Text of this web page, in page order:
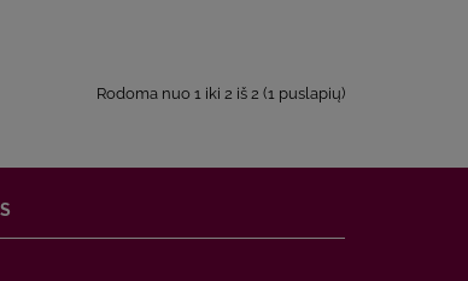
Rodoma nuo 1 iki 2 iš 2 (1 puslapių)